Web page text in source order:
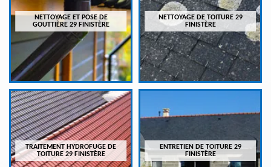
NETTOYAGE ET POSE DE
GOUTTIÈRE 29 FINISTÈRE
NETTOYAGE DE TOITURE 29
FINISTÈRE
TRAITEMENT HYDROFUGE DE
TOITURE 29 FINISTÈRE
ENTRETIEN DE TOITURE 29
FINISTÈRE